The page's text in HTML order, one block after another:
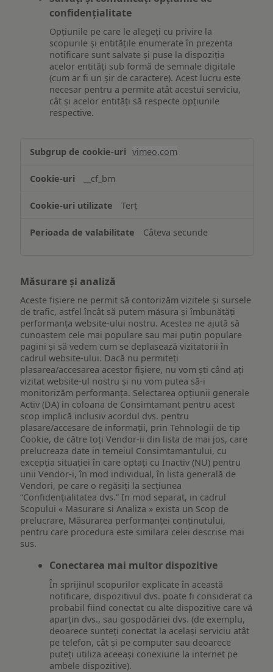
confidențialitate
Opțiunile pe care le alegeți cu privire la
scopurile și entitățile enumerate în prezenta
notificare sunt salvate și puse la dispoziția
acelor entități sub formă de semnale digitale
(cum ar fi un șir de caractere). Acest lucru este
necesar pentru a permite atât acestui serviciu,
cât și acelor entități să respecte opțiunile
respective.
funcționalităților
ului
vimeo.com
__cf_bm
Terț
Câteva secunde
Măsurare și analiză
Aceste fișiere ne permit să contorizăm vizitele și sursele
de trafic, astfel încât să putem măsura și îmbunătăți
performanța website-ului nostru. Acestea ne ajută să
cunoaștem cele mai populare sau mai puțin populare
pagini și să vedem cum se deplasează vizitatorii în
cadrul website-ului. Dacă nu permiteți
plasarea/accesarea acestor fișiere, nu vom ști când ați
vizitat website-ul nostru și nu vom putea să-i
monitorizăm performanța. Selectarea opțiunii generale
Activ (DA) in coloana de Consimtamant pentru acest
scop implică inclusiv acordul dvs. pentru
plasare/accesare de informații, prin Tehnologii de tip
Cookie, de către toți Vendor-ii din lista de mai jos, care
prelucreaza date in temeiul Consimtamantului, cu
excepția situației în care optați cu Inactiv (NU) pentru
unii Vendor-i, în mod individual, în lista generală de
Vendori, pe care o regăsiți la secțiunea
“Confidențialitatea dvs.” In mod separat, in cadrul
Scopului « Masurare si Analiza » exista un Scop de
prelucrare, Măsurarea performanței conținutului,
pentru care procedura este similara celei descrise mai
sus.
Conectarea mai multor dispozitive
În sprijinul scopurilor explicate în această
notificare, dispozitivul dvs. poate fi considerat ca
probabil fiind conectat cu alte dispozitive care vă
aparțin dvs., sau gospodăriei dvs. (de exemplu,
deoarece sunteți conectat la același serviciu atât
pe telefon, cât și pe computer sau deoarece
puteți utiliza aceeași conexiune la internet pe
ambele dispozitive).